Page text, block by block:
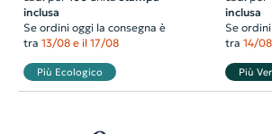
inclusa
Se ordini oggi la consegna è
tra 13/08 e il 17/08
Più Ecologico
inclusa
Se
tra 14/
Più